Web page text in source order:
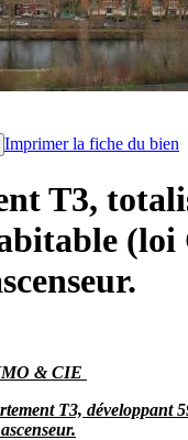
Imprimer la fiche du bien
T3,
(loi
& CIE
T3, développant